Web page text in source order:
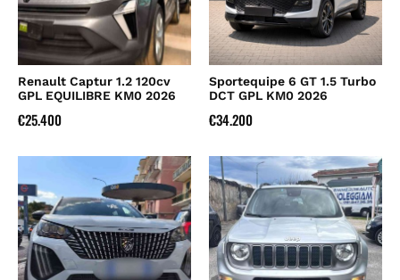
Renault Captur 1.2 120cv
GPL EQUILIBRE KM0 2026
€25.400
Sportequipe 6 GT 1.5 Turbo
DCT GPL KM0 2026
€34.200